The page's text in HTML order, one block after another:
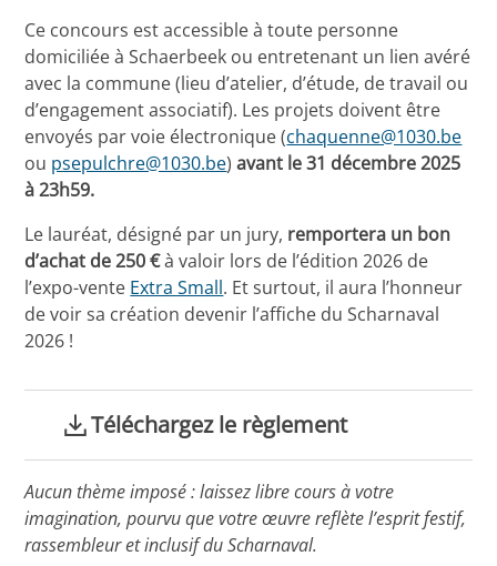
Ce concours est accessible à toute personne
domiciliée à Schaerbeek ou entretenant un lien avéré
avec la commune (lieu d’atelier, d’étude, de travail ou
d’engagement associatif). Les projets doivent être
envoyés par voie électronique (chaquenne@1030.be
ou psepulchre@1030.be)avant le 31 décembre 2025
à 23h59.
Le lauréat, désigné par un jury, remportera un bon
d’achat de 250 €à valoir lors de l’édition 2026 de
l’expo-vente Extra Small. Et surtout, il aura l’honneur
de voir sa création devenir l’affiche du Scharnaval
2026 !
Téléchargez le règlement
Aucun thème imposé : laissez libre cours à votre
imagination, pourvu que votre œuvre reflète l’esprit festif,
rassembleur et inclusif du Scharnaval.